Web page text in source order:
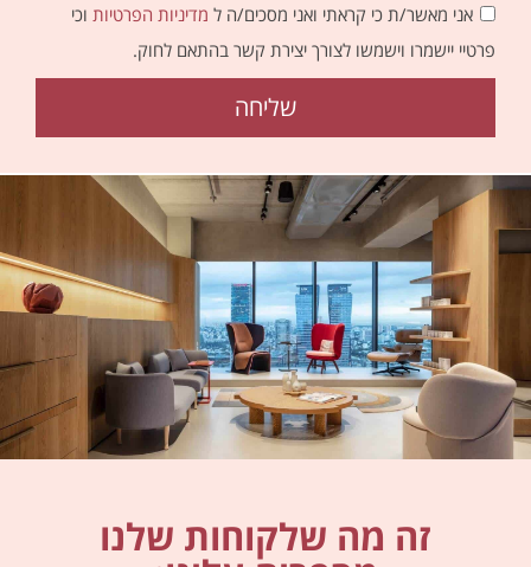
אני מאשר/ת כי קראתי ואני מסכים/ה ל מדיניות הפרטיות וכי
פרטיי יישמרו וישמשו לצורך יצירת קשר בהתאם לחוק.
שליחה
זה מה שלקוחות שלנו